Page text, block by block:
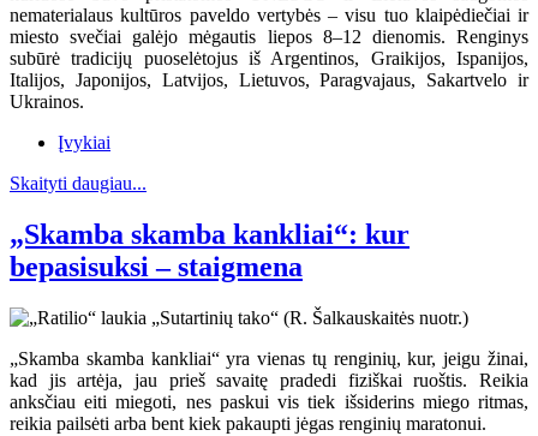
nematerialaus kultūros paveldo vertybės – visu tuo klaipėdiečiai ir
miesto svečiai galėjo mėgautis liepos 8–12 dienomis. Renginys
subūrė tradicijų puoselėtojus iš Argentinos, Graikijos, Ispanijos,
Italijos, Japonijos, Latvijos, Lietuvos, Paragvajaus, Sakartvelo ir
Ukrainos.
Įvykiai
Skaityti daugiau...
„Skamba skamba kankliai“: kur
bepasisuksi – staigmena
„Skamba skamba kankliai“ yra vienas tų renginių, kur, jeigu žinai,
kad jis artėja, jau prieš savaitę pradedi fiziškai ruoštis. Reikia
anksčiau eiti miegoti, nes paskui vis tiek išsiderins miego ritmas,
reikia pailsėti arba bent kiek pakaupti jėgas renginių maratonui.